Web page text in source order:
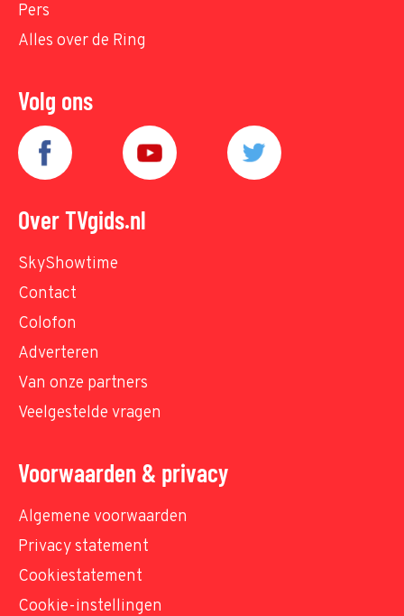
Pers
Alles over de Ring
Volg ons
Over TVgids.nl
SkyShowtime
Contact
Colofon
Adverteren
Van onze partners
Veelgestelde vragen
Voorwaarden & privacy
Algemene voorwaarden
Privacy statement
Cookiestatement
Cookie-instellingen